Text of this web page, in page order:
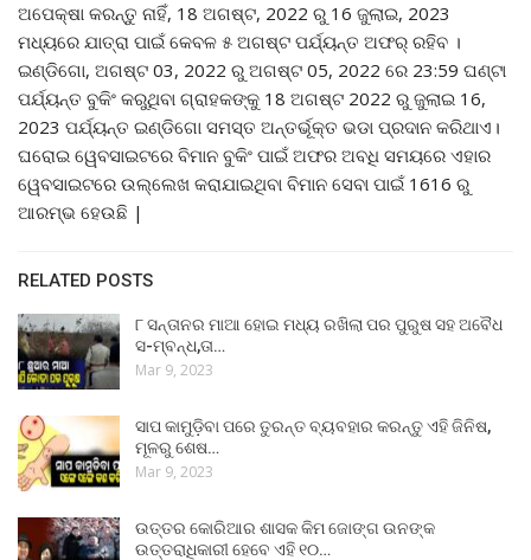
ଅପେକ୍ଷା କରନ୍ତୁ ନାହିଁ, 18 ଅଗଷ୍ଟ, 2022 ରୁ 16 ଜୁଲାଇ, 2023
ମଧ୍ୟରେ ଯାତ୍ରା ପାଇଁ କେବଳ ୫ ଅଗଷ୍ଟ ପର୍ଯ୍ୟନ୍ତ ଅଫର୍ ରହିବ ।
ଇଣ୍ଡିଗୋ, ଅଗଷ୍ଟ 03, 2022 ରୁ ଅଗଷ୍ଟ 05, 2022 ରେ 23:59 ଘଣ୍ଟା
ପର୍ଯ୍ୟନ୍ତ ବୁକିଂ କରୁଥିବା ଗ୍ରାହକଙ୍କୁ 18 ଅଗଷ୍ଟ 2022 ରୁ ଜୁଲାଇ 16,
2023 ପର୍ଯ୍ୟନ୍ତ ଇଣ୍ଡିଗୋ ସମସ୍ତ ଅନ୍ତର୍ଭୂକ୍ତ ଭଡା ପ୍ରଦାନ କରିଥାଏ।
ଘରୋଇ ୱେବସାଇଟରେ ବିମାନ ବୁକିଂ ପାଇଁ ଅଫର ଅବଧି ସମୟରେ ଏହାର
ୱେବସାଇଟରେ ଉଲ୍ଲେଖ କରାଯାଇଥିବା ବିମାନ ସେବା ପାଇଁ 1616 ରୁ
ଆରମ୍ଭ ହେଉଛି |
RELATED POSTS
୮ ସନ୍ତାନର ମାଆ ହୋଇ ମଧ୍ୟ ରଖିଲା ପର ପୁରୁଷ ସହ ଅବୈଧ
ସ-ମ୍ବନ୍ଧ,ତା…
Mar 9, 2023
ସାପ କାମୁଡ଼ିବା ପରେ ତୁରନ୍ତ ବ୍ୟବହାର କରନ୍ତୁ ଏହି ଜିନିଷ,
ମୂଳରୁ ଶେଷ…
Mar 9, 2023
ଉତ୍ତର କୋରିଆର ଶାସକ କିମ ଜୋଙ୍ଗ ଉନଙ୍କ
ଉତ୍ତରାଧିକାରୀ ହେବେ ଏହି ୧୦…